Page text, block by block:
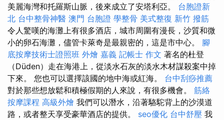
美麗海灣和托羅斯山脈，後來成立了安塔利亞。 台胞證新
北 台中整骨神醫 澳門 台胞證 學整骨 美式整復 新竹 撥筋
令人驚嘆的海灘上有很多酒店，城市周圍有漫長，沙質和微
小的卵石海灘，儘管卡萊奇是最親密的，這是市中心。 腳
底按摩技術士證照班 外燴 嘉義 記帳士 作文 著名的杜登
（Düden）走在海港上，從淡水石灰的淡水木材謀殺案中掉
下來。 您也可以選擇該國的地中海或紅海。 台中刮痧推薦
對於那些想放鬆和積極假期的人來說，有很多機會。 筋絡
按摩課程 高級外燴 我們可以潛水，沿著駱駝背上的沙漠道
路，或者整天享受豪華酒店的提供。 seo優化 台中舒壓 我